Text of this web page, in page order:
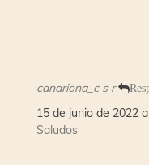
canariona_c s r
15 de junio de 2022
Saludos